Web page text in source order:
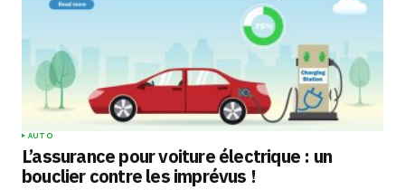
AUTO
L’assurance pour voiture électrique : un
bouclier contre les imprévus !